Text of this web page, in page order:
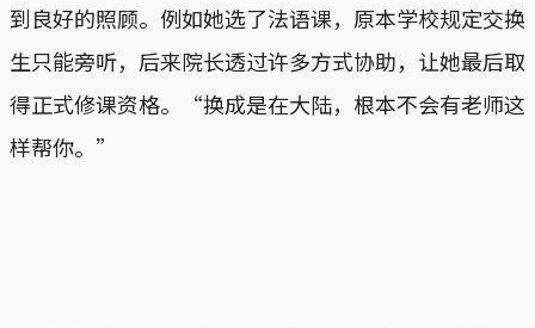
到良好的照顾。例如她选了法语课，原本学校规定交换
生只能旁听，后来院长透过许多方式协助，让她最后取
得正式修课资格。“换成是在大陆，根本不会有老师这
样帮你。”